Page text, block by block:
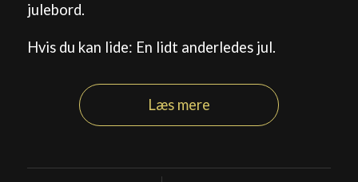
julebord.
Hvis du kan lide: En lidt anderledes jul.
Læs mere